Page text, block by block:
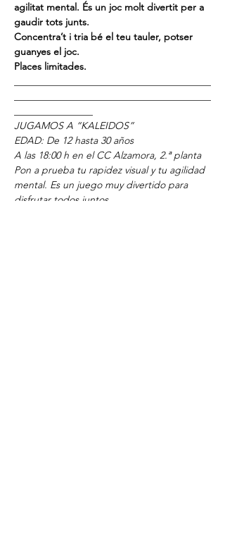
agilitat mental. És un joc molt divertit per a
gaudir tots junts.
Concentra’t i tria bé el teu tauler, potser
guanyes el joc.
Places limitades.
JUGAMOS A “KALEIDOS”
EDAD: De 12 hasta 30 años
A las 18:00 h en el CC Alzamora, 2.ª planta
Pon a prueba tu rapidez visual y tu agilidad
mental. Es un juego muy divertido para
disfrutar todos juntos.